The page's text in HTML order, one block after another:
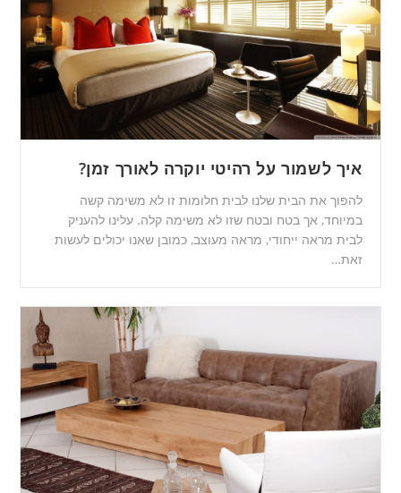
איך לשמור על רהיטי יוקרה לאורך זמן?
להפוך את הבית שלנו לבית חלומות זו לא משימה קשה
במיוחד, אך בטח ובטח שזו לא משימה קלה. עלינו להעניק
לבית מראה ייחודי, מראה מעוצב, כמובן שאנו יכולים לעשות
זאת…